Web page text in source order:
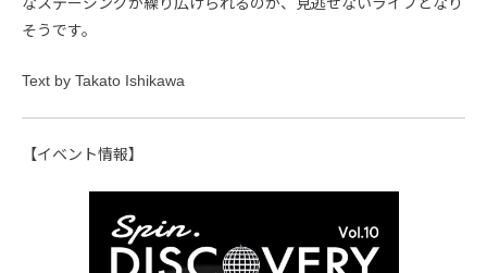
なステージングが繰り広げられるのか、見逃せないライブとなり
そうです。
Text by Takato Ishikawa
【イベント情報】